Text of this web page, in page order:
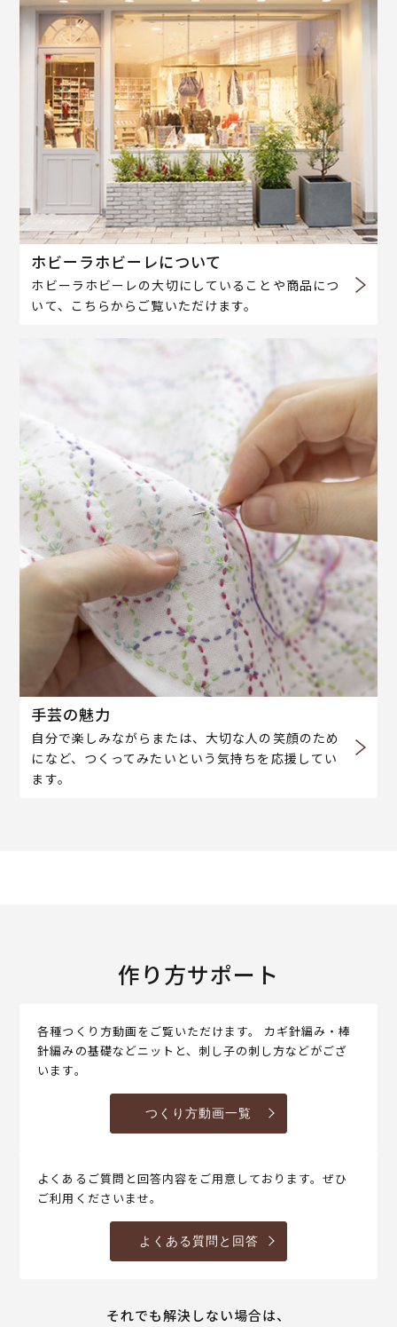
ホビーラホビーレについて
ホビーラホビーレの大切にしていることや商品につ
いて、こちらからご覧いただけます。
手芸の魅力
自分で楽しみながらまたは、大切な人の笑顔のため
になど、つくってみたいという気持ちを応援してい
ます。
作り方サポート
各種つくり方動画をご覧いただけます。 カギ針編み・棒
針編みの基礎などニットと、刺し子の刺し方などがござ
います。
つくり方動画一覧
よくあるご質問と回答内容をご用意しております。ぜひ
ご利用くださいませ。
よくある質問と回答
それでも解決しない場合は、